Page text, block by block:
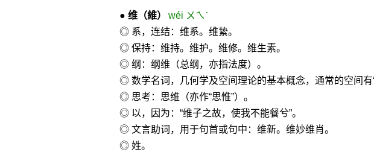
● 维（維）
wéi ㄨㄟˊ
◎ 系，连结：维系。维絷。
◎ 保持：维持。维护。维修。维生素。
◎ 纲：纲维（总纲，亦指法度）。
◎ 数学名词，几何学及空间理论的基本概念，通常的空间有“
◎ 思考：思维（亦作“思惟”）。
◎ 以，因为：“维子之故，使我不能餐兮”。
◎ 文言助词，用于句首或句中：维新。维妙维肖。
◎ 姓。